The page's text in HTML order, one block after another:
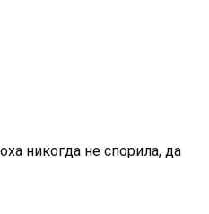
никогда не спорила, да